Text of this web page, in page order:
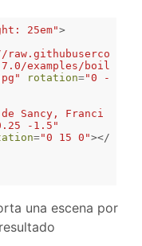
25em">
examples/boil
rotation="0 -
de Sancy, Franci
-1.5"
="0 15 0"></
una escena por